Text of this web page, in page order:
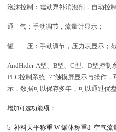
泡沫控制：蠕动泵补消泡剂，自动控制
通 气：手动调节，流量计显示；
罐 压：手动调节，压力表显示；范
AndHider-A型、B型、C型、D型控制
PLC控制系统+7”触摸屏显示与操作
示，数据可以保存多年，可以通过优
增加可选功能项：
b 补料天平称重 W 罐体称重d 空气流